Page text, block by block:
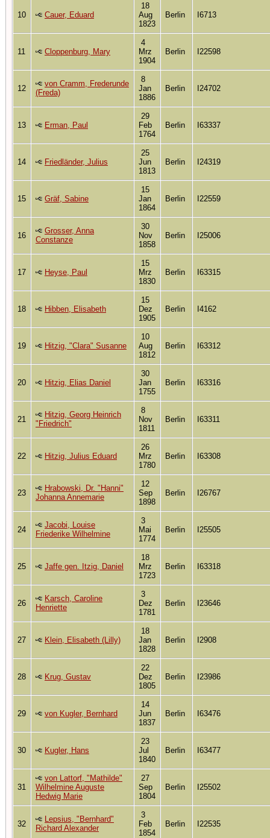
10 Cauer, Eduard
18
Aug
1823
Berlin I6713
11 Cloppenburg, Mary
4
Mrz
1904
Berlin I22598
12
von Cramm, Frederunde
(Freda)
8
Jan
1886
Berlin I24702
13 Erman, Paul
29
Feb
1764
Berlin I63337
14 Friedländer, Julius
25
Jun
1813
Berlin I24319
15 Gräf, Sabine
15
Jan
1864
Berlin I22559
16
Grosser, Anna
Constanze
30
Nov
1858
Berlin I25006
17 Heyse, Paul
15
Mrz
1830
Berlin I63315
18 Hibben, Elisabeth
15
Dez
1905
Berlin I4162
19 Hitzig, "Clara" Susanne
10
Aug
1812
Berlin I63312
20 Hitzig, Elias Daniel
30
Jan
1755
Berlin I63316
21
Hitzig, Georg Heinrich
"Friedrich"
8
Nov
1811
Berlin I63311
22 Hitzig, Julius Eduard
26
Mrz
1780
Berlin I63308
23
Hrabowski, Dr. "Hanni"
Johanna Annemarie
12
Sep
1898
Berlin I26767
24
Jacobi, Louise
Friederike Wilhelmine
3
Mai
1774
Berlin I25505
25 Jaffe gen. Itzig, Daniel
18
Mrz
1723
Berlin I63318
26
Karsch, Caroline
Henriette
3
Dez
1781
Berlin I23646
27 Klein, Elisabeth (Lilly)
18
Jan
1828
Berlin I2908
28 Krug, Gustav
22
Dez
1805
Berlin I23986
29 von Kugler, Bernhard
14
Jun
1837
Berlin I63476
30 Kugler, Hans
23
Jul
1840
Berlin I63477
31
von Lattorf, "Mathilde"
Wilhelmine Auguste
Hedwig Marie
27
Sep
1804
Berlin I25502
32
Lepsius, "Bernhard"
Richard Alexander
3
Feb
1854
Berlin I22535